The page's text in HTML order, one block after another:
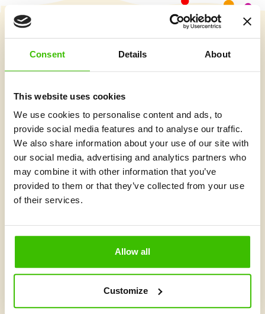
Consent Details About
This website uses cookies
We use cookies to personalise content and ads, to
provide social media features and to analyse our traffic.
We also share information about your use of our site with
our social media, advertising and analytics partners who
may combine it with other information that you’ve
provided to them or that they’ve collected from your use
of their services.
Allow all
Customize
Čo je v Gymnathlone nové?